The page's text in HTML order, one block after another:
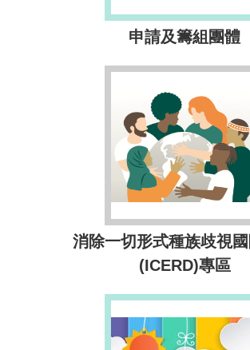
申請及籌組團體
消除一切形式種族歧視
(ICERD)專區